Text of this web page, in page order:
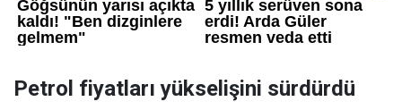
Petrol fiyatları yükselişini sürdürdü